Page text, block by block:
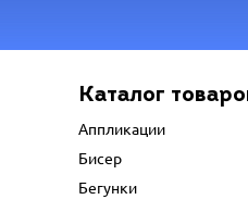
Каталог
Аппликации
Бисер
Бегунки